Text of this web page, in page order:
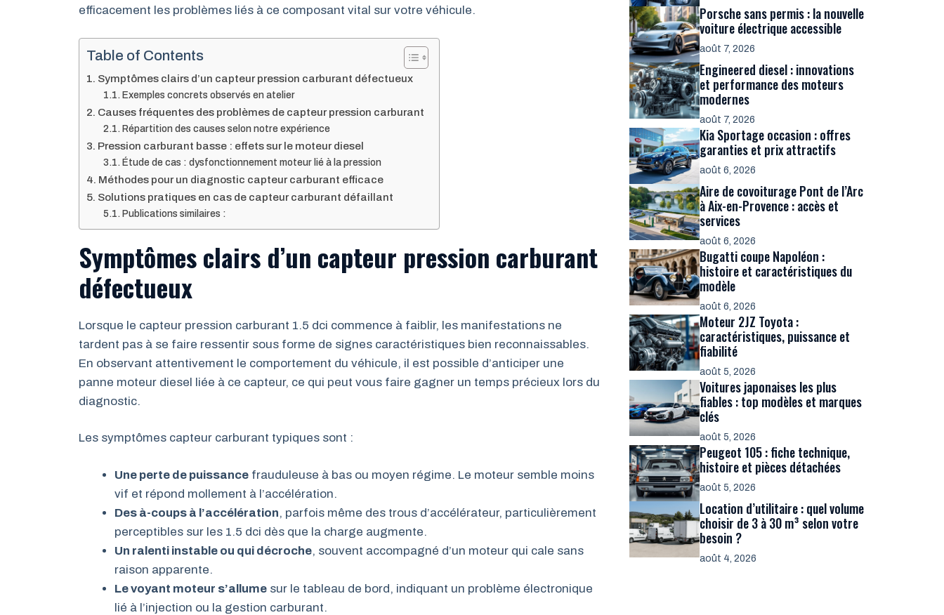
efficacement les problèmes liés à ce composant vital sur votre véhicule.
Table of Contents
Symptômes clairs d’un capteur pression carburant défectueux
Exemples concrets observés en atelier
Causes fréquentes des problèmes de capteur pression carburant
Répartition des causes selon notre expérience
Pression carburant basse : effets sur le moteur diesel
Étude de cas : dysfonctionnement moteur lié à la pression
Méthodes pour un diagnostic capteur carburant efficace
Solutions pratiques en cas de capteur carburant défaillant
Publications similaires :
Symptômes clairs d’un capteur pression carburant
défectueux
Lorsque le capteur pression carburant 1.5 dci commence à faiblir, les manifestations ne
tardent pas à se faire ressentir sous forme de signes caractéristiques bien reconnaissables.
En observant attentivement le comportement du véhicule, il est possible d’anticiper une
panne moteur diesel liée à ce capteur, ce qui peut vous faire gagner un temps précieux lors du
diagnostic.
Les symptômes capteur carburant typiques sont :
Une perte de puissance frauduleuse à bas ou moyen régime. Le moteur semble moins
vif et répond mollement à l’accélération.
Des à-coups à l’accélération, parfois même des trous d’accélérateur, particulièrement
perceptibles sur les 1.5 dci dès que la charge augmente.
Un ralenti instable ou qui décroche, souvent accompagné d’un moteur qui cale sans
raison apparente.
Le voyant moteur s’allume sur le tableau de bord, indiquant un problème électronique
lié à l’injection ou la gestion carburant.
Porsche sans permis : la nouvelle
voiture électrique accessible
août 7, 2026
Engineered diesel : innovations
et performance des moteurs
modernes
août 7, 2026
Kia Sportage occasion : offres
garanties et prix attractifs
août 6, 2026
Aire de covoiturage Pont de l’Arc
à Aix-en-Provence : accès et
services
août 6, 2026
Bugatti coupe Napoléon :
histoire et caractéristiques du
modèle
août 6, 2026
Moteur 2JZ Toyota :
caractéristiques, puissance et
fiabilité
août 5, 2026
Voitures japonaises les plus
fiables : top modèles et marques
clés
août 5, 2026
Peugeot 105 : fiche technique,
histoire et pièces détachées
août 5, 2026
Location d’utilitaire : quel volume
choisir de 3 à 30 m³ selon votre
besoin ?
août 4, 2026